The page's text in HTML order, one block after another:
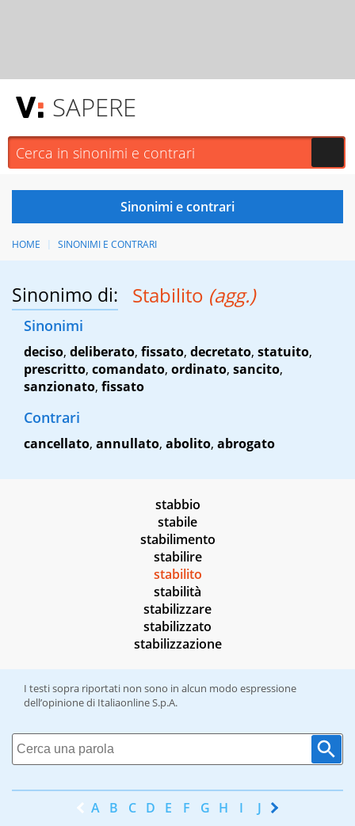
SAPERE
HOME SINONIMI E CONTRARI
Sinonimo di: Stabilito (agg.)
Sinonimi
deciso, deliberato, fissato, decretato, statuito,
prescritto, comandato, ordinato, sancito,
sanzionato, fissato
Contrari
cancellato, annullato, abolito, abrogato
stabbio
stabile
stabilimento
stabilire
stabilito
stabilità
stabilizzare
stabilizzato
stabilizzazione
I testi sopra riportati non sono in alcun modo espressione
dell’opinione di Italiaonline S.p.A.
A B C D E F G H I J K